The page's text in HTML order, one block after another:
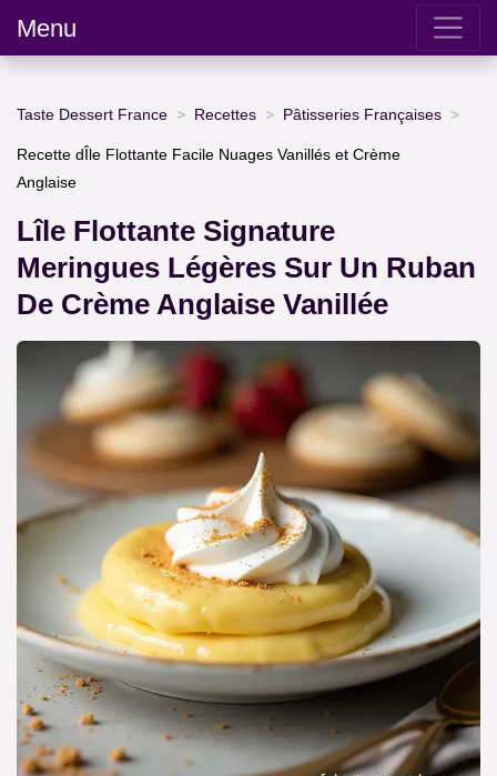
Menu
Taste Dessert France Recettes Pâtisseries Françaises
Recette dÎle Flottante Facile Nuages Vanillés et Crème
Anglaise
Lîle Flottante Signature
Meringues Légères Sur Un Ruban
De Crème Anglaise Vanillée